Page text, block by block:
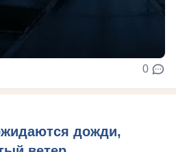
0
дожди,